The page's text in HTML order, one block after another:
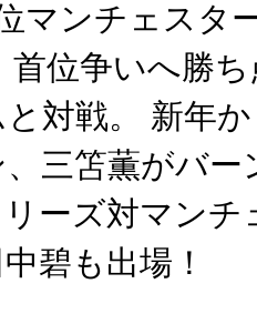
マンチェスタ
首位争いへ勝
対戦。 新年
三笘薫がバ
ーズ対マン
碧も出場！